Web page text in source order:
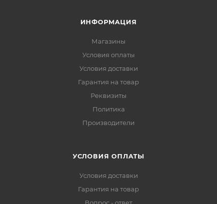
ИНФОРМАЦИЯ
Магазины
Условия оплаты
Условия доставки
Гарантия на товар
Реквизиты
Политика
Производители
УСЛОВИЯ ОПЛАТЫ
Условия доставки
Гарантия на товар